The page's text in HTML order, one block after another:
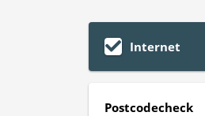
Internet
Postcodecheck